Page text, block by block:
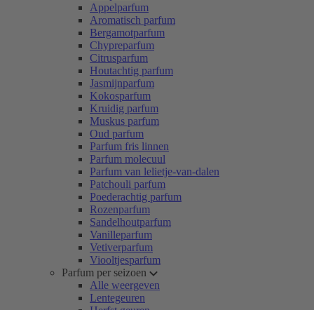
Appelparfum
Aromatisch parfum
Bergamotparfum
Chypreparfum
Citrusparfum
Houtachtig parfum
Jasmijnparfum
Kokosparfum
Kruidig parfum
Muskus parfum
Oud parfum
Parfum fris linnen
Parfum molecuul
Parfum van lelietje-van-dalen
Patchouli parfum
Poederachtig parfum
Rozenparfum
Sandelhoutparfum
Vanilleparfum
Vetiverparfum
Viooltjesparfum
Parfum per seizoen
Alle weergeven
Lentegeuren